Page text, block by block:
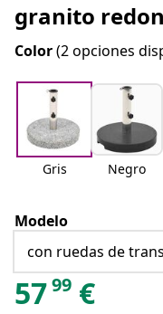
granito
Color(2 opciones
Gris Negro
Modelo
con ruedas de
5799 €